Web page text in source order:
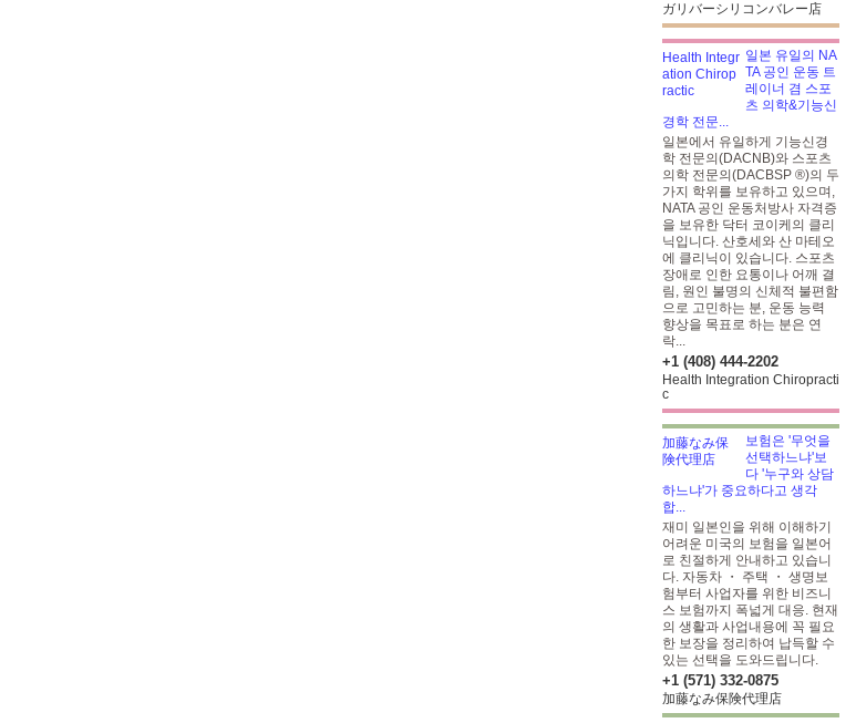
ガリバーシリコンバレー店
일본 유일의 NA
TA 공인 운동 트
레이너 겸 스포
츠 의학&기능신
경학 전문...
일본에서 유일하게 기능신경
학 전문의(DACNB)와 스포츠
의학 전문의(DACBSP ®)의 두
가지 학위를 보유하고 있으며,
NATA 공인 운동처방사 자격증
을 보유한 닥터 코이케의 클리
닉입니다. 산호세와 산 마테오
에 클리닉이 있습니다. 스포츠
장애로 인한 요통이나 어깨 결
림, 원인 불명의 신체적 불편함
으로 고민하는 분, 운동 능력
향상을 목표로 하는 분은 연
락...
+1 (408) 444-2202
Health Integration Chiropracti
c
보험은 '무엇을
선택하느냐'보
다 '누구와 상담
하느냐'가 중요하다고 생각
합...
재미 일본인을 위해 이해하기
어려운 미국의 보험을 일본어
로 친절하게 안내하고 있습니
다. 자동차 ・ 주택 ・ 생명보
험부터 사업자를 위한 비즈니
스 보험까지 폭넓게 대응. 현재
의 생활과 사업내용에 꼭 필요
한 보장을 정리하여 납득할 수
있는 선택을 도와드립니다.
+1 (571) 332-0875
加藤なみ保険代理店